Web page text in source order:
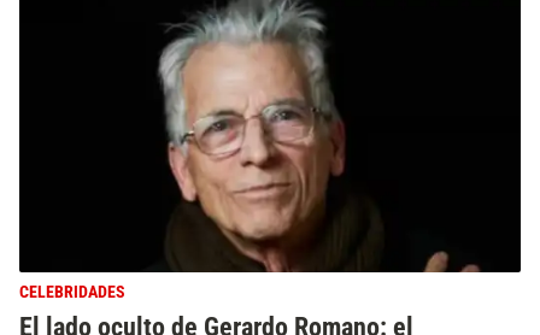
CELEBRIDADES
El lado oculto de Gerardo Romano: el